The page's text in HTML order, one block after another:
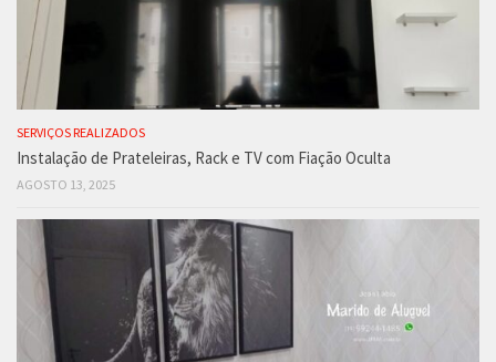
SERVIÇOS REALIZADOS
Instalação de Prateleiras, Rack e TV com Fiação Oculta
AGOSTO 13, 2025